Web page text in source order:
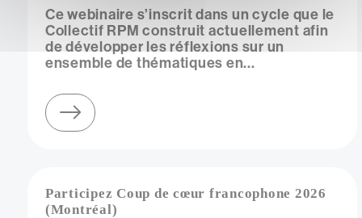
Ce webinaire s’inscrit dans un cycle que le
Collectif RPM construit actuellement afin
de développer les réflexions sur un
ensemble de thématiques en...
Participez Coup de cœur francophone 2026
(Montréal)